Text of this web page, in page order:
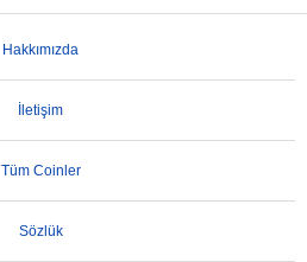
Hakkımızda
İletişim
Tüm Coinler
Sözlük